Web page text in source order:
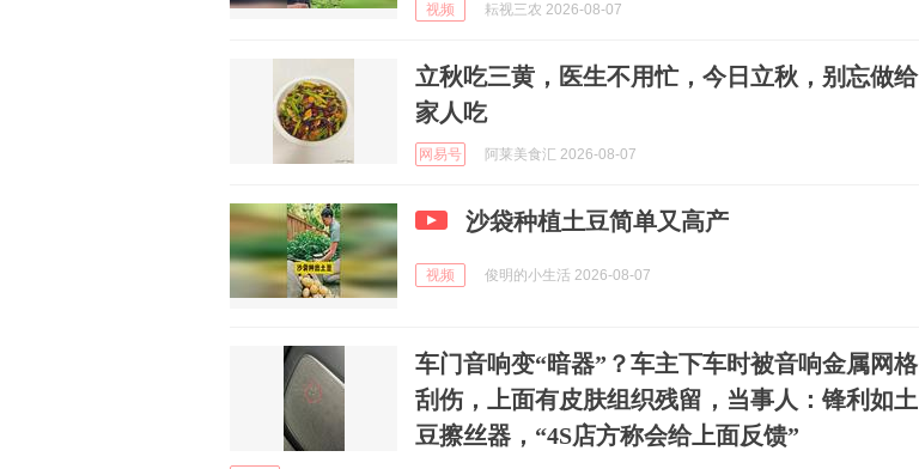
视频 耘视三农 2026-08-07
立秋吃三黄，医生不用忙，今日立秋，别忘做给
家人吃
网易号 阿莱美食汇 2026-08-07
沙袋种植土豆简单又高产
视频 俊明的小生活 2026-08-07
车门音响变“暗器”？车主下车时被音响金属网格
刮伤，上面有皮肤组织残留，当事人：锋利如土
豆擦丝器，“4S店方称会给上面反馈”